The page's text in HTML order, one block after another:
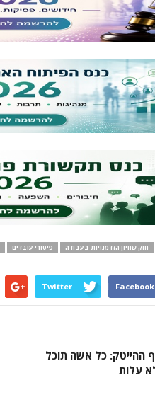
חוק שוויון הזדמנויות בעבודה פיטורי עובדים
Facebook
Twitter
ההייטק: כל אשה תוכל
עלות